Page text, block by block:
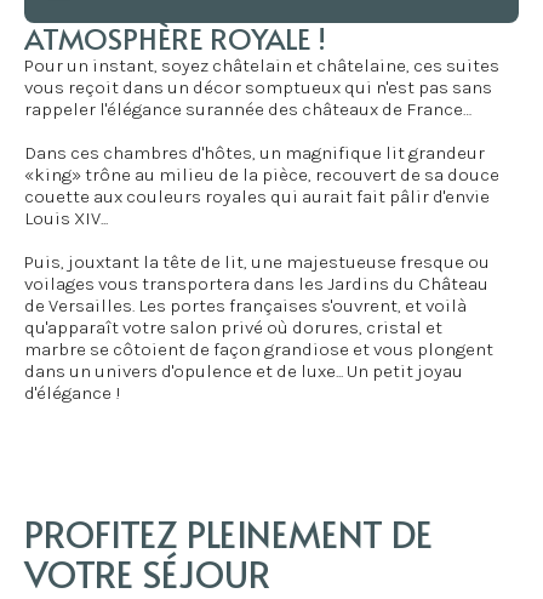
ATMOSPHÈRE ROYALE !
Pour un instant, soyez châtelain et châtelaine, ces suites
vous reçoit dans un décor somptueux qui n'est pas sans
rappeler l'élégance surannée des châteaux de France…
Dans ces chambres d'hôtes, un magnifique lit grandeur
«king» trône au milieu de la pièce, recouvert de sa douce
couette aux couleurs royales qui aurait fait pâlir d'envie
Louis XIV...
Puis, jouxtant la tête de lit, une majestueuse fresque ou
voilages vous transportera dans les Jardins du Château
de Versailles. Les portes françaises s'ouvrent, et voilà
qu'apparaît votre salon privé où dorures, cristal et
marbre se côtoient de façon grandiose et vous plongent
dans un univers d'opulence et de luxe... Un petit joyau
d'élégance !
PROFITEZ PLEINEMENT DE
VOTRE SÉJOUR